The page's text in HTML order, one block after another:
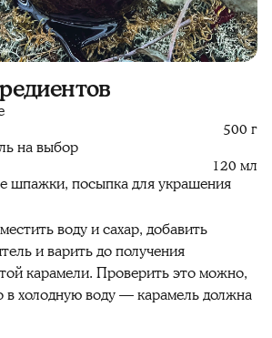
500 г
на выбор
120 мл
шпажки, посыпка для украшения
воду и сахар, добавить
и варить до получения
карамели. Проверить это можно,
в холодную воду — карамель должна